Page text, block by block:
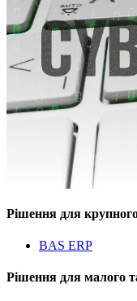
Рішення для крупного
BAS ERP
Рішення для малого